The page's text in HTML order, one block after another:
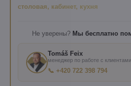
столовая, кабинет, кухня
Не уверены? Мы бесплатно
Tomáš Feix
менеджер по работе с клиентами
📞 +420 722 398 794